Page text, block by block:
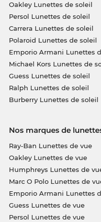
Oakley Lunettes de soleil
Persol Lunettes de soleil
Carrera Lunettes de soleil
Polaroid Lunettes de soleil
Emporio Armani Lunettes
Michael Kors Lunettes de
Guess Lunettes de soleil
Ralph Lunettes de soleil
Burberry Lunettes de soleil
Nos marques de
Ray-Ban Lunettes de vue
Oakley Lunettes de vue
Humphreys Lunettes de
Marc O Polo Lunettes de
Emporio Armani Lunettes
Guess Lunettes de vue
Persol Lunettes de vue